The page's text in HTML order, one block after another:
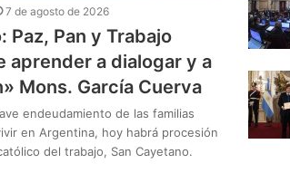
7 de agosto de 2026
Paz, Pan y Trabajo
aprender a dialogar y a
Mons. García Cuerva
endeudamiento de las familias
en Argentina, hoy habrá procesión
del trabajo, San Cayetano.